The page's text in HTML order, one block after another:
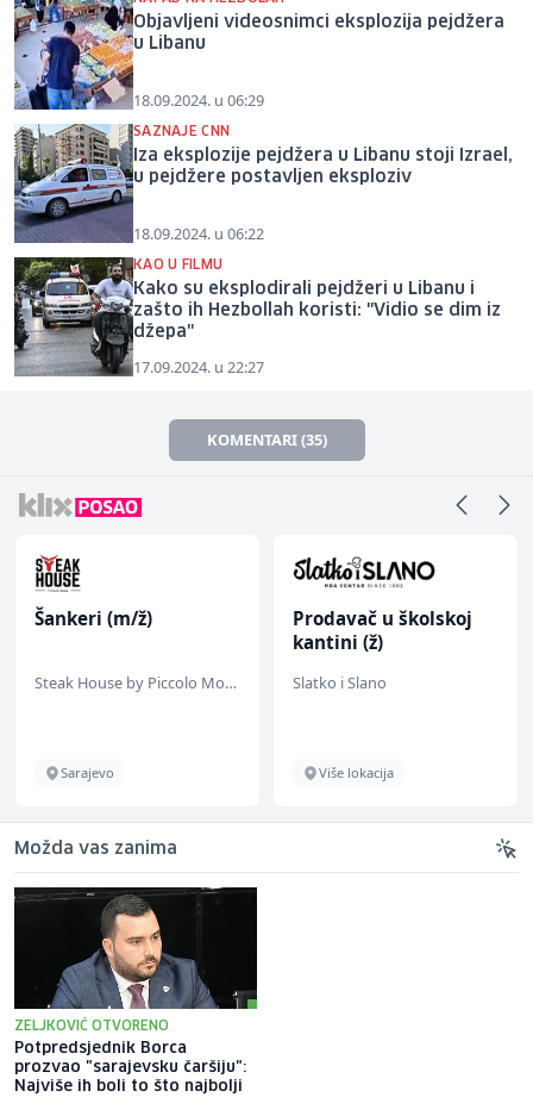
Objavljeni videosnimci eksplozija pejdžera
u Libanu
18.09.2024. u 06:29
SAZNAJE CNN
Iza eksplozije pejdžera u Libanu stoji Izrael,
u pejdžere postavljen eksploziv
18.09.2024. u 06:22
KAO U FILMU
Kako su eksplodirali pejdžeri u Libanu i
zašto ih Hezbollah koristi: "Vidio se dim iz
džepa"
17.09.2024. u 22:27
KOMENTARI (35)
Šankeri (m/ž)
Steak House by Piccolo Mondo
Sarajevo
Prodavač u školskoj
kantini (ž)
Slatko i Slano
Više lokacija
Možda vas zanima
ZELJKOVIĆ OTVORENO
Potpredsjednik Borca
prozvao "sarajevsku čaršiju":
Najviše ih boli to što najbolji